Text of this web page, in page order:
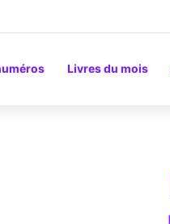
Livres du mois